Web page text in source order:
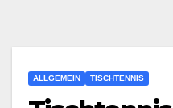
ALLGEMEIN TISCHTENNIS